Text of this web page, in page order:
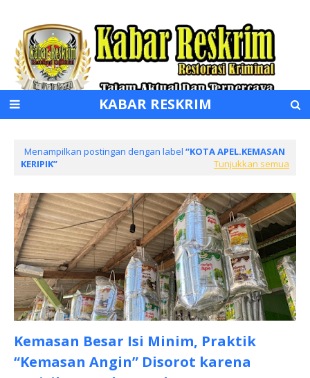
KABAR RESKRIM
Menampilkan postingan dengan label
KOTA APEL.KEMASAN
KERIPIK
Tunjukkan semua
Kemasan Besar Isi Minim, Praktik
“Kemasan Angin” Disorot karena